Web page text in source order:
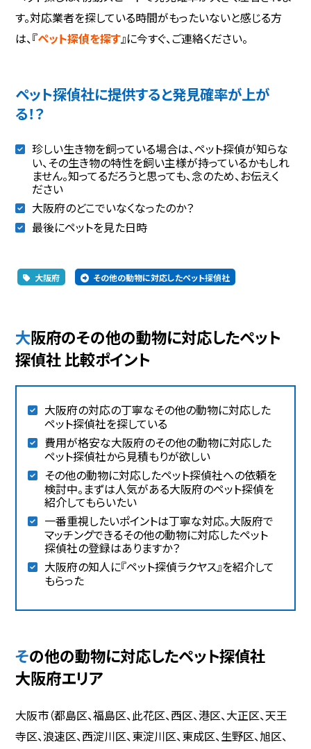
す。対応業者を探している時間がもったいないと感じる方
は、『ペット探偵を探す』に今すぐ、ご連絡ください。
ペット探偵社に提供すると発見確率が上が
る！？
珍しい生き物を飼っている場合は、ペット探偵が知らな
い、その生き物の特性を飼い主様が持っているかもしれ
ません。知ってるだろうと思っても、念のため、お伝えく
ださい
大阪府のどこでいなくなったのか？
最後にペットを見た日時
大阪府 その他の動物に対応したペット探偵社
大阪府のその他の動物に対応したペット
探偵社 比較ポイント
大阪府の対応の丁寧なその他の動物に対応した
ペット探偵社を探している
費用が格安な大阪府のその他の動物に対応した
ペット探偵社から見積もりが欲しい
その他の動物に対応したペット探偵社への依頼を
検討中。まずは人気がある大阪府のペット探偵を
紹介してもらいたい
一番重視したいポイントは丁寧な対応。大阪府で
マッチングできるその他の動物に対応したペット
探偵社の登録はありますか？
大阪府の知人に『ペット探偵ラクヤス』を紹介して
もらった
その他の動物に対応したペット探偵社
大阪府エリア
大阪市（都島区、福島区、此花区、西区、港区、大正区、天王
寺区、浪速区、西淀川区、東淀川区、東成区、生野区、旭区、